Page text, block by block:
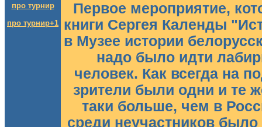
про турнир
про турнир+1
Первое мероприятие,
книги Сергея Календы
в Музее истории
надо было идти
человек. Как всегда на
зрители были одни и те
таки больше, чем в
среди неучастников